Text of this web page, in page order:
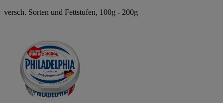
versch. Sorten und Fettstufen, 100g - 200g